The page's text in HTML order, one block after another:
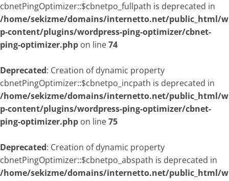
cbnetPingOptimizer::$cbnetpo_fullpath is deprecated in
/home/sekizme/domains/internetto.net/public_html/w
p-content/plugins/wordpress-ping-optimizer/cbnet-
ping-optimizer.php on line74
Deprecated: Creation of dynamic property
cbnetPingOptimizer::$cbnetpo_incpath is deprecated in
/home/sekizme/domains/internetto.net/public_html/w
p-content/plugins/wordpress-ping-optimizer/cbnet-
ping-optimizer.php on line75
Deprecated: Creation of dynamic property
cbnetPingOptimizer::$cbnetpo_abspath is deprecated in
/home/sekizme/domains/internetto.net/public_html/w